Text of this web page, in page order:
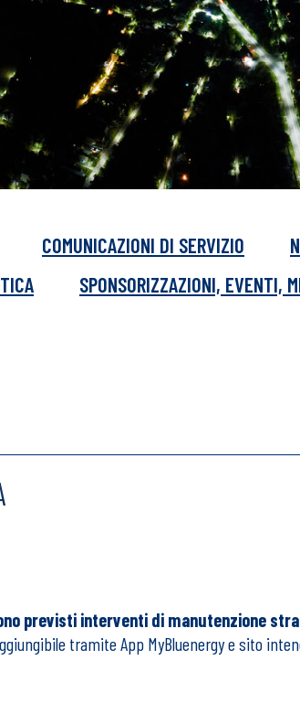
COMUNICAZIONI DI SERVIZIO
SPONSORIZZAZIONI, EVENTI,
previsti interventi di manutenzione
tramite App MyBluenergy e sito